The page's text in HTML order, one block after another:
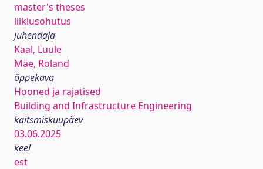
master's theses
liiklusohutus
juhendaja
Kaal, Luule
Mäe, Roland
õppekava
Hooned ja rajatised
Building and Infrastructure Engineering
kaitsmiskuupäev
03.06.2025
keel
est